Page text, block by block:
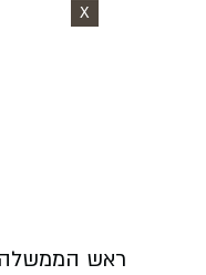
X
ראש הממשלה